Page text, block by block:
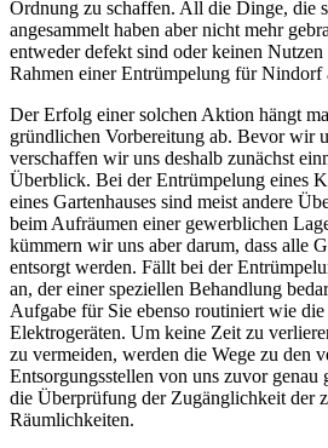
Ordnung zu schaffen. All die Dinge, die
angesammelt haben aber nicht mehr
entweder defekt sind oder keinen
Rahmen einer Entrümpelung für Nindorf
Der Erfolg einer solchen Aktion hängt
gründlichen Vorbereitung ab. Bevor wir
verschaffen wir uns deshalb zunächst
Überblick. Bei der Entrümpelung eines
eines Gartenhauses sind meist andere
beim Aufräumen einer gewerblichen
kümmern wir uns aber darum, dass alle
entsorgt werden. Fällt bei der
an, der einer speziellen Behandlung
Aufgabe für Sie ebenso routiniert wie
Elektrogeräten. Um keine Zeit zu
zu vermeiden, werden die Wege zu den
Entsorgungsstellen von uns zuvor genau
die Überprüfung der Zugänglichkeit der
Räumlichkeiten.